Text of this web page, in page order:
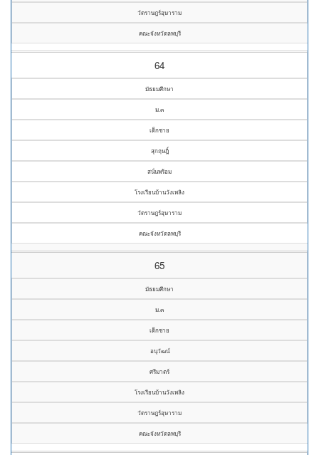
วัดราษฎร์อุษาราม
คณะจังหวัดลพบุรี
64
มัธยมศึกษา
ม.๓
เด็กชาย
สุกฤษฎิ์
สนั่นพร้อม
โรงเรียนบ้านวังเพลิง
วัดราษฎร์อุษาราม
คณะจังหวัดลพบุรี
65
มัธยมศึกษา
ม.๓
เด็กชาย
อนุวัฒน์
ศรีมาตร์
โรงเรียนบ้านวังเพลิง
วัดราษฎร์อุษาราม
คณะจังหวัดลพบุรี